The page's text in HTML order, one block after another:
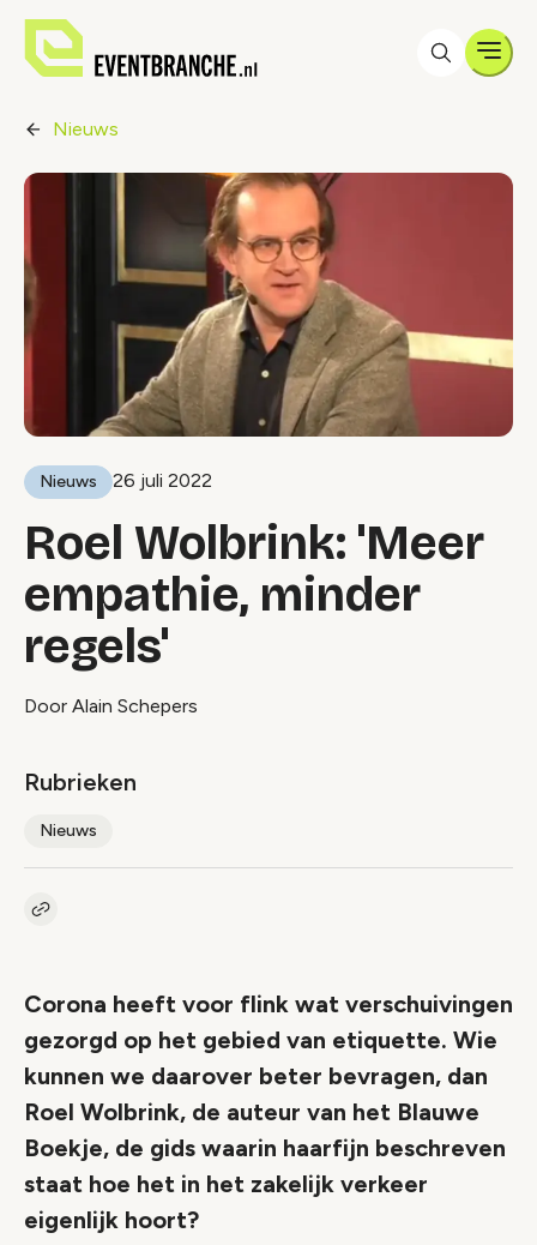
Nieuws
Nieuws 26 juli 2022
Roel Wolbrink: 'Meer
empathie, minder
regels'
Door Alain Schepers
Rubrieken
Nieuws
Kopieer link naar artikel
Corona heeft voor flink wat verschuivingen
gezorgd op het gebied van etiquette. Wie
kunnen we daarover beter bevragen, dan
Roel Wolbrink, de auteur van het Blauwe
Boekje, de gids waarin haarfijn beschreven
staat hoe het in het zakelijk verkeer
eigenlijk hoort?